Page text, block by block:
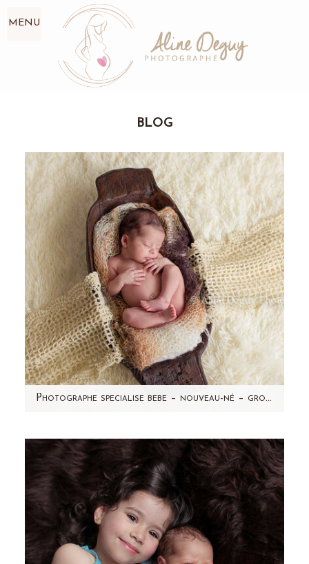
MENU
BLOG
Photographe specialise bebe – nouveau-né – grossesse – Leonie – seance photo a domicile-Taverny (95)
deuxième bébé à 1 mois d'intervalle (forcément
impossible!) mais…